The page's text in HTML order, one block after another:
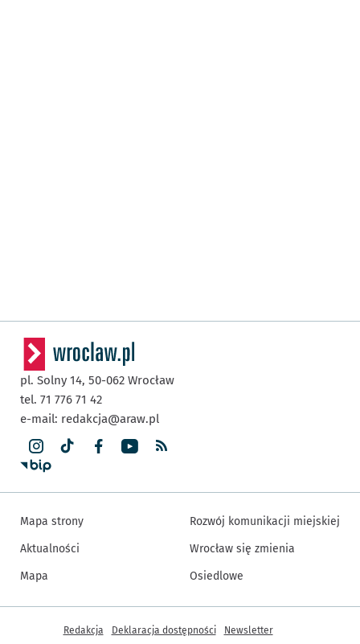
pl. Solny 14, 50-062 Wrocław
tel. 71 776 71 42
e-mail: redakcja@araw.pl
Mapa strony
Aktualności
Mapa
Rozwój komunikacji miejskiej
Wrocław się zmienia
Osiedlowe
Inne informacje
Redakcja Deklaracja dostępności Newsletter